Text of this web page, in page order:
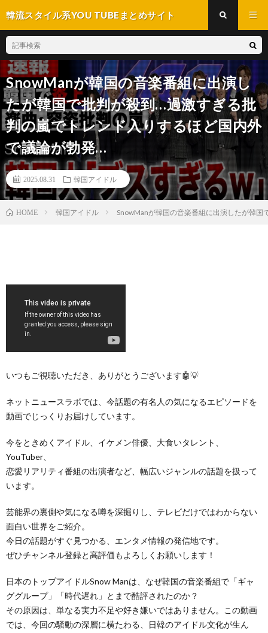
韓流スタイル系YOU TUBEまとめサイト
SnowManが韓国の音楽番組に出演し
たが韓国で批判が殺到…過激すぎる批
判の嵐でトレンド入りするほど国内外
で議論が勃発…
2025.08.31 韓国アイドル
HOME 韓国アイドル SnowManが韓国の音楽番組に出演したが韓
いつもご視聴いただき、ありがとうございます🤖💡
ネットニュースラボでは、今話題の有名人の気になるエピソードを
動画でじっくりお届けしています。
今をときめくアイドル、イケメン俳優、大食いタレント、
YouTuber、
恋愛リアリティ番組の出演者など、幅広いジャンルの話題を扱って
います。
芸能界の裏側や気になる噂を深掘りし、テレビだけではわからない
面白い世界をご紹介。
今日の話題がすぐ見つかる、エンタメ情報の発信地です。
ぜひチャンネル登録と高評価もよろしくお願いします！
日本のトップアイドルSnow Manは、なぜ韓国の音楽番組で「ギャ
ググループ」「時代遅れ」とまで酷評されたのか？
その原因は、単なる実力不足や好き嫌いではありません。この動画
では、今回の騒動の深層に横たわる、日韓のアイドル文化が生ん